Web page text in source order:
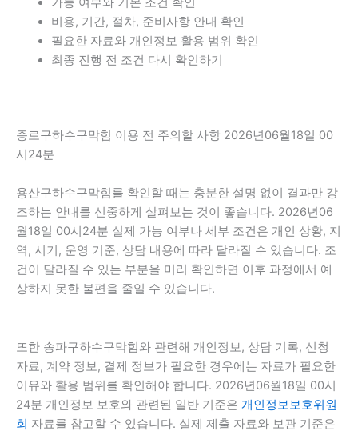
비용, 기간, 절차, 준비사항 안내 확인
필요한 자료와 개인정보 활용 범위 확인
최종 진행 전 조건 다시 확인하기
종로구하수구막힘 이용 전 주의할 사항 2026년06월18일 00
시24분
용산구하수구막힘를 확인할 때는 충분한 설명 없이 결과만 강
조하는 안내를 신중하게 살펴보는 것이 좋습니다. 2026년06
월18일 00시24분 실제 가능 여부나 세부 조건은 개인 상황, 지
역, 시기, 운영 기준, 상담 내용에 따라 달라질 수 있습니다. 조
건이 달라질 수 있는 부분을 미리 확인하면 이후 과정에서 예
상하지 못한 불편을 줄일 수 있습니다.
또한 송파구하수구막힘와 관련해 개인정보, 상담 기록, 신청
자료, 계약 정보, 결제 정보가 필요한 경우에는 자료가 필요한
이유와 활용 범위를 확인해야 합니다. 2026년06월18일 00시
24분 개인정보 보호와 관련된 일반 기준은 개인정보보호위원
회 자료를 참고할 수 있습니다. 실제 제출 자료와 보관 기준은